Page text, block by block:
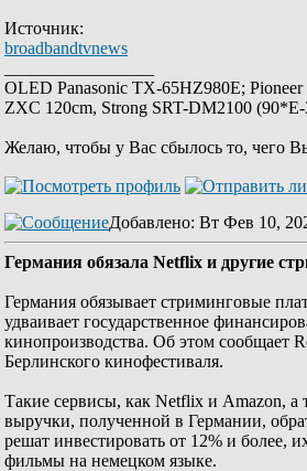
Источник:
broadbandtvnews
OLED Panasonic TX-65HZ980E;
ZXC 120cm, Strong SRT-DM2100
Желаю, чтобы у Вас сбылось то, чего
Добавлено: Вт Фев 10,
Германия обязала Netflix и другие
Германия обязывает стриминговые
удваивает государственное
кинопроизводства. Об этом сообщает
Берлинского кинофестиваля.
Такие сервисы, как Netflix и Amazon, а
выручки, полученной в Германии,
решат инвестировать от 12% и более,
фильмы на немецком языке.